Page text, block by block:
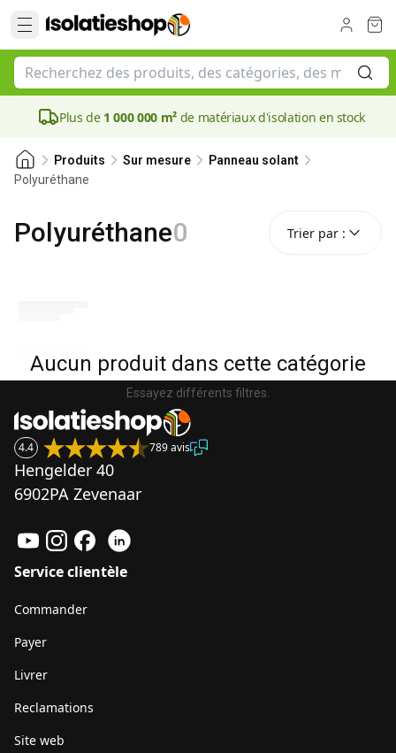
Plus de 1 000 000 m²de matériaux d'isolation en stock
Produits Sur mesure
Panneau solant
Polyuréthane
Polyuréthane0 Trier par :
Aucun produit dans cette catégorie
Essayez différents filtres.
4.4 789 avis
Hengelder 40
6902PA Zevenaar
Service clientèle
Commander
Payer
Livrer
Reclamations
Site web